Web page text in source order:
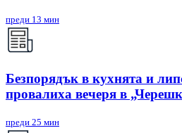
преди 13 мин
Безпорядък в кухнята и
провалиха вечеря в
преди 25 мин